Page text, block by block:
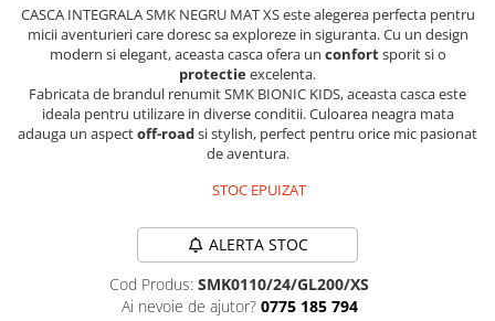
Casti
Manusi
Pantaloni
Set Complet
CASCA INTEGRALA SMK NEGRU MAT XS este alegerea perfecta pentru
micii aventurieri care doresc sa exploreze in siguranta. Cu un design
modern si elegant, aceasta casca ofera un confortsporit si o
protectieexcelenta.
Fabricata de brandul renumit SMK BIONIC KIDS, aceasta casca este
ideala pentru utilizare in diverse conditii. Culoarea neagra mata
adauga un aspectoff-roadsi stylish, perfect pentru orice mic pasionat
de aventura.
STOC EPUIZAT
ALERTA STOC
Cod Produs: SMK0110/24/GL200/XS
Ai nevoie de ajutor? 0775 185 794